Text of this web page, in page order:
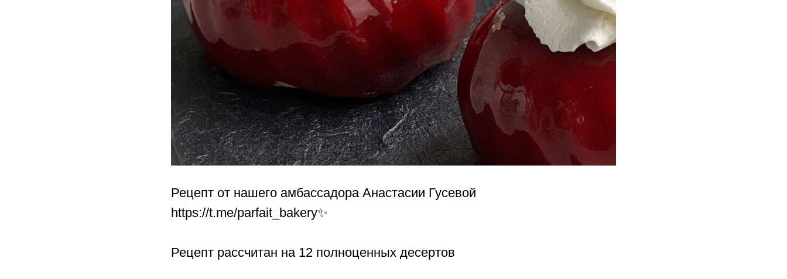
Рецепт от нашего амбассадора Анастасии Гусевой
https://t.me/parfait_bakery✨
Рецепт рассчитан на 12 полноценных десертов